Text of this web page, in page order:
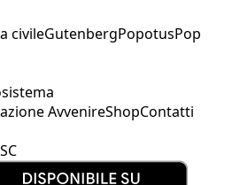
civileGutenbergPopotusPop
AvvenireShopContatti